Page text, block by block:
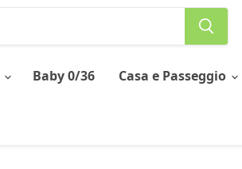
Baby 0/36 Casa e Passeggio